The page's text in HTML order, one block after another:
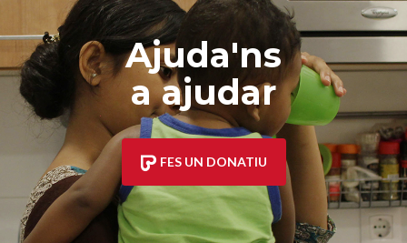
Ajuda'ns
a ajudar
FES UN DONATIU